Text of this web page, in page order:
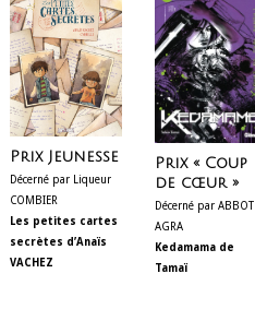
Prix Jeunesse
Décerné par Liqueur
COMBIER
Les petites cartes
secrètes d’Anaïs
VACHEZ
Prix « Coup
de cœur »
Décerné par ABBOT
AGRA
Kedamama de
Tamaï